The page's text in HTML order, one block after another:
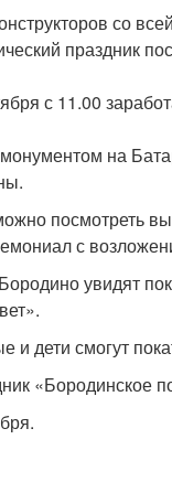
со
праздник
с 11.00
на
посмотреть
с
увидят
и дети смогут
«Бородинское